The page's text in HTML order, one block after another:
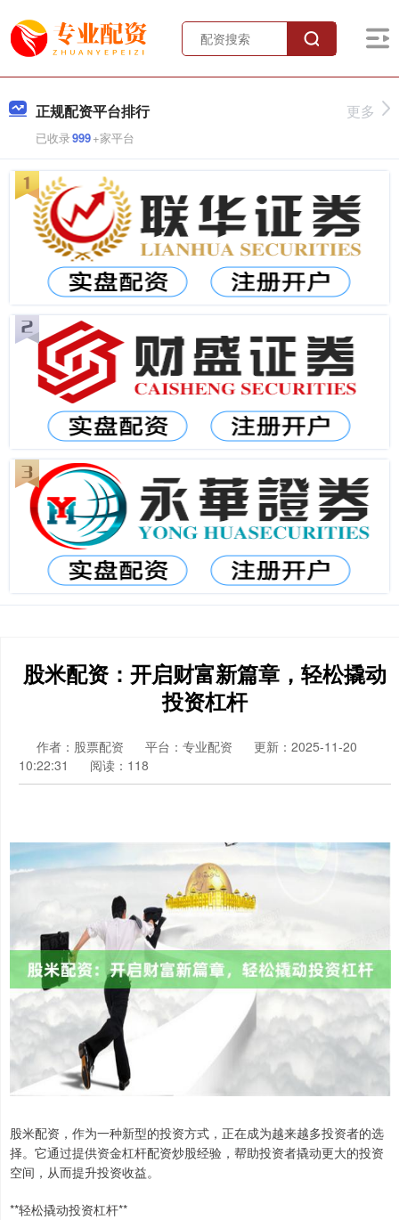
正规配资平台排行
已收录999+家平台
更多
股米配资：开启财富新篇章，轻松撬动
投资杠杆
作者：股票配资 平台：专业配资
更新：2025-11-20
10:22:31
阅读：118
股米配资，作为一种新型的投资方式，正在成为越来越多投资者的选
择。它通过提供资金杠杆配资炒股经验，帮助投资者撬动更大的投资
空间，从而提升投资收益。
**轻松撬动投资杠杆**